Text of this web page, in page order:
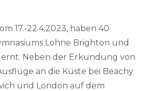
17.-22.4.2023, haben 40
Lohne Brighton und
Neben der Erkundung von
an die Küste bei Beachy
und London auf dem